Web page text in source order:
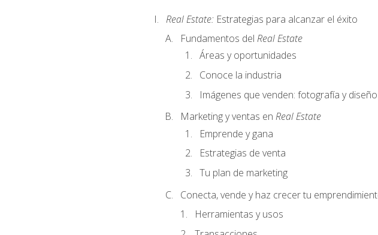
Real Estate: Estrategias para alcanzar el éxito
Fundamentos del Real Estate
Áreas y oportunidades
Conoce la industria
Imágenes que venden: fotografía y
Marketing y ventas en Real Estate
Emprende y gana
Estrategias de venta
Tu plan de marketing
Conecta, vende y haz crecer tu
Herramientas y usos